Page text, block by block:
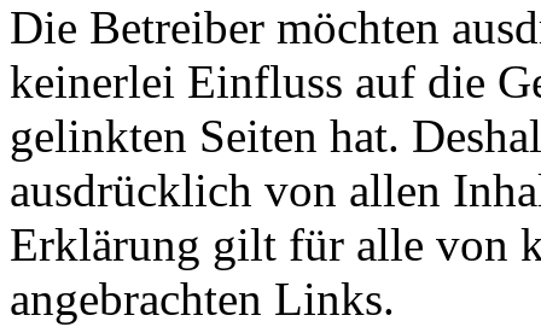
Die Betreiber möchten
keinerlei Einfluss auf die
gelinkten Seiten hat.
ausdrücklich von allen
Erklärung gilt für alle von
angebrachten Links.